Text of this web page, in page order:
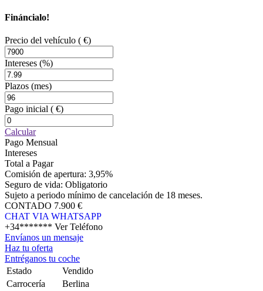
Fináncialo!
Precio del vehículo ( €)
Intereses (%)
Plazos (mes)
Pago inicial ( €)
Calcular
Pago Mensual
Intereses
Total a Pagar
Comisión de apertura: 3,95%
Seguro de vida: Obligatorio
Sujeto a periodo mínimo de cancelación de 18 meses.
CONTADO 7.900 €
CHAT VIA WHATSAPP
+34******* Ver Teléfono
Envíanos un mensaje
Haz tu oferta
Entréganos tu coche
Estado
Vendido
Carrocería
Berlina